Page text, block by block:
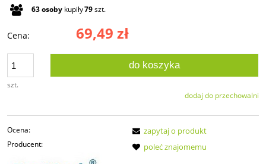
63osoby kupiły79szt.
Cena: 69,49 zł
szt.
do koszyka
dodaj do przechowalni
Ocena:
Producent:
zapytaj o produkt
poleć znajomemu